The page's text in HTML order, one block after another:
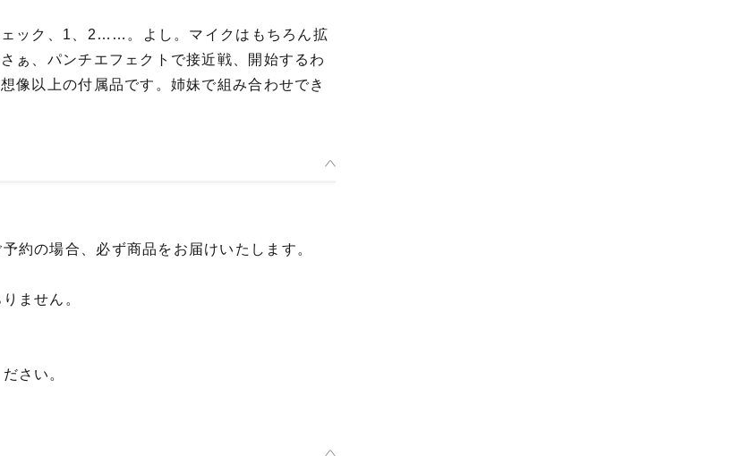
ック、1、2……。よし。マイクはもちろん拡
ぁ、パンチエフェクトで接近戦、開始するわ
像以上の付属品です。姉妹で組み合わせでき
約の場合、必ず商品をお届けいたします。
ません。
さい。